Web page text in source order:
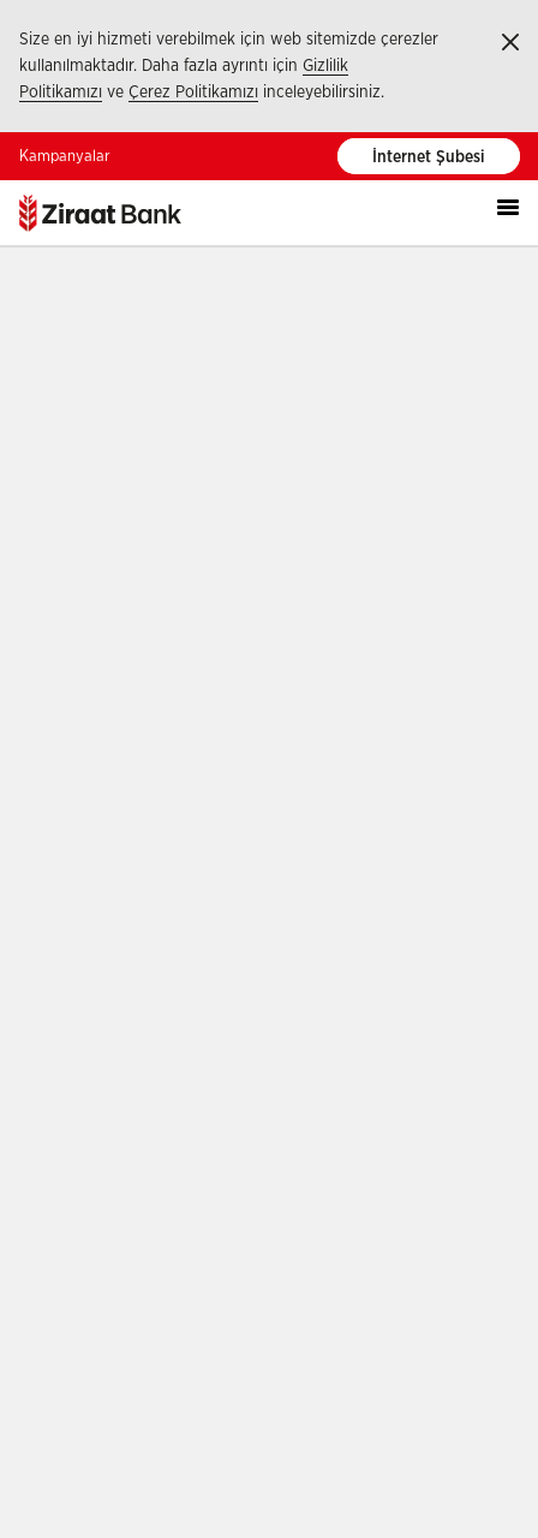
Size en iyi hizmeti verebilmek için web sitemizde çerezler
kullanılmaktadır. Daha fazla ayrıntı için Gizlilik
Politikamızı ve Çerez Politikamızı inceleyebilirsiniz.
Kampanyalar İnternet Şubesi